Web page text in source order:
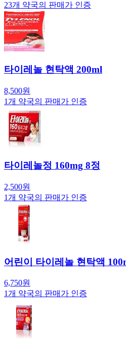
23개 약국의 판매가 인증
타이레놀 현탁액 200ml
8,500원
1개 약국의 판매가 인증
타이레놀정 160mg 8정
2,500원
1개 약국의 판매가 인증
어린이 타이레놀 현탁액
6,750원
1개 약국의 판매가 인증